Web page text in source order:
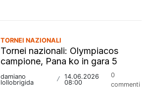
TORNEI NAZIONALI
Tornei nazionali: Olympiacos
campione, Pana ko in gara 5
damiano
lollobrigida
/ 14.06.2026
08:00
0
commenti